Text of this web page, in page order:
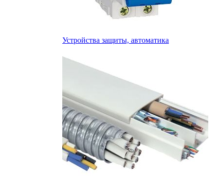
Устройства защиты, автоматика